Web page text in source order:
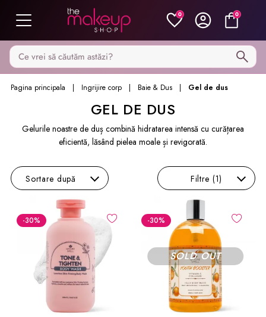
0 0
Caută pe MakeupShop
Pagina principala Ingrijire corp Baie & Dus Gel de dus
GEL DE DUS
Gelurile noastre de duș combină hidratarea intensă cu curățarea
eficientă, lăsând pielea moale și revigorată.
Sortare după Filtre (1)
-30% -30%